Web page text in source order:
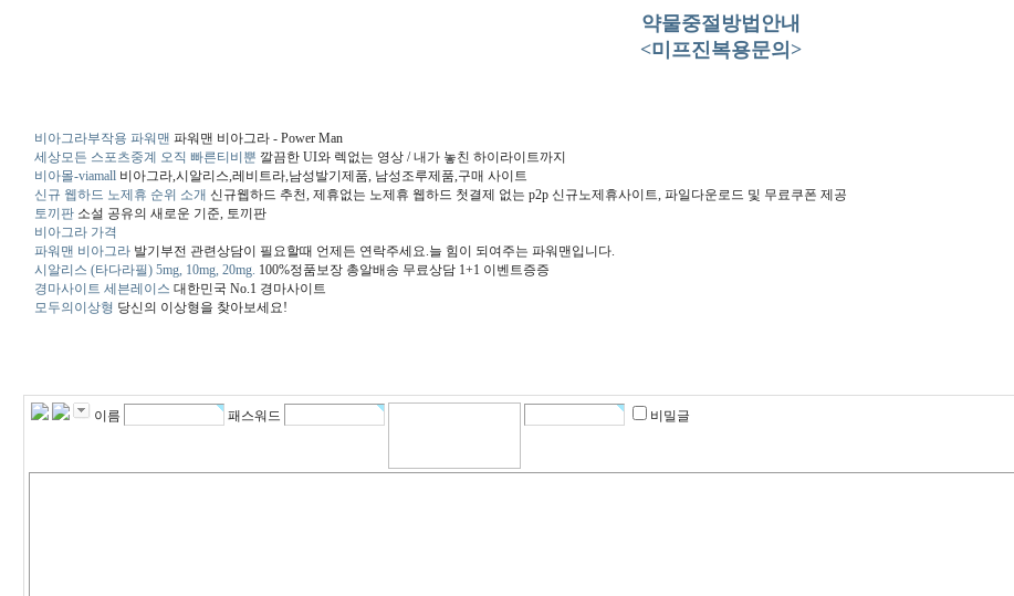
약물중절방법안내
<미프진복용문의>
비아그라부작용 파워맨 파워맨 비아그라 - Power Man
세상모든 스포츠중계 오직 빠른티비뿐 깔끔한 UI와 렉없는 영상 / 내가 놓친 하이라이트까지
비아몰-viamall비아그라,시알리스,레비트라,남성발기제품, 남성조루제품,구매 사이트
신규 웹하드 노제휴 순위 소개 신규웹하드 추천, 제휴없는 노제휴 웹하드 첫결제 없는 p2p 신규노제휴사이트, 파일다운로드 및 무료쿠폰 제공
토끼판소설 공유의 새로운 기준, 토끼판
비아그라 가격
파워맨 ​비아그라발기부전 관련상담이 필요할때 언제든 연락주세요.늘 힘이 되여주는 파워맨입니다.
시알리스 (타다라필) 5mg, 10mg, 20mg. 100%정품보장 총알배송 무료상담 1+1 이벤트증증
경마사이트 세븐레이스 대한민국 No.1 경마사이트
모두의이상형 당신의 이상형을 찾아보세요!
이름 패스워드 비밀글